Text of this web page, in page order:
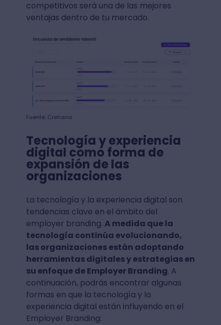
competitivos será una de las mejores
ventajas dentro de tu mercado.
Fuente: Crehana
Tecnología y experiencia
digital como forma de
expansión de las
organizaciones
La tecnología y la experiencia digital son
tendencias clave en el ámbito del
employer branding. A medida que la
tecnología continúa evolucionando,
las organizaciones están adoptando
herramientas digitales y estrategias en
su enfoque de Employer Branding. A
continuación, podrás encontrar algunas
formas en que la tecnología y la
experiencia digital están influyendo en el
Employer Branding: